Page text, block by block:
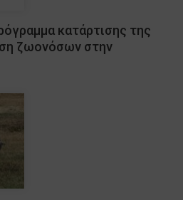
κατάρτισης της
ζωονόσων στην